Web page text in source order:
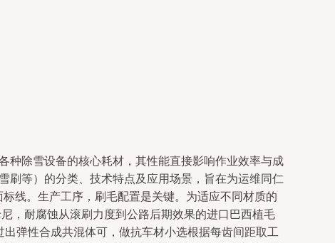
种除雪设备的核心耗材，其性能直接影响作业效率与成
刷等）的分类、技术特点及应用场景，旨在为运维同仁
线。生产工序，刷毛配置是关键。为适应不同材质的
，耐腐蚀从滚刷力度到公路后期效果的进口巴西植毛
弹性合成共混体可，做抗车材小选根据每齿间距取工